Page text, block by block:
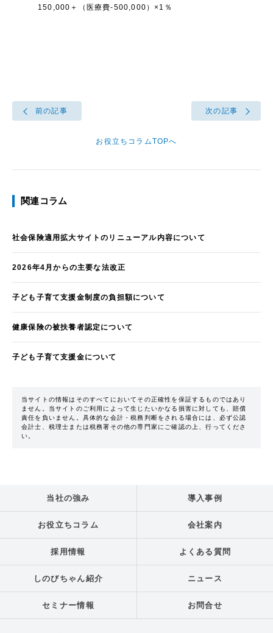
150,000＋（医療費-500,000）×1％
前の記事
お役立ちコラムTOPへ
次の記事
関連コラム
社会保険適用拡大サイトのリニューアル内容について
2026年4月からの主要な法改正
子ども子育て支援金制度の負担額について
健康保険の被扶養者認定について
子ども子育て支援金について
当サイトの情報はそのすべてにおいてその正確性を保証するものではあり
ません。当サイトのご利用によって生じたいかなる損害に対しても、賠償
責任を負いません。具体的な会計・税務判断をされる場合には、必ず公認
会計士、税理士または税務署その他の専門家にご確認の上、行ってくださ
い。
当社の強み 導入事例
お役立ちコラム 会社案内
採用情報 よくある質問
しのびちゃん紹介 ニュース
セミナー情報 お問合せ